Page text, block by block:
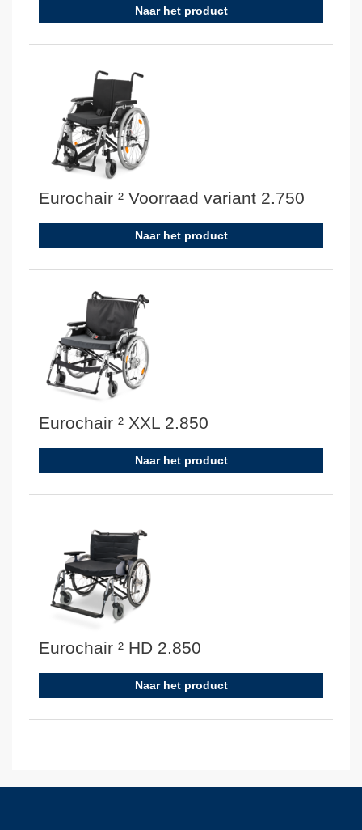
Naar het product
Eurochair ² Voorraad variant 2.750
Naar het product
Eurochair ² XXL 2.850
Naar het product
Eurochair ² HD 2.850
Naar het product